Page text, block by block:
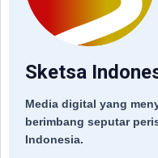
Sketsa
Media digital yang
berimbang seputar
Indonesia.